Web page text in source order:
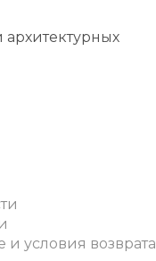
условия возврата